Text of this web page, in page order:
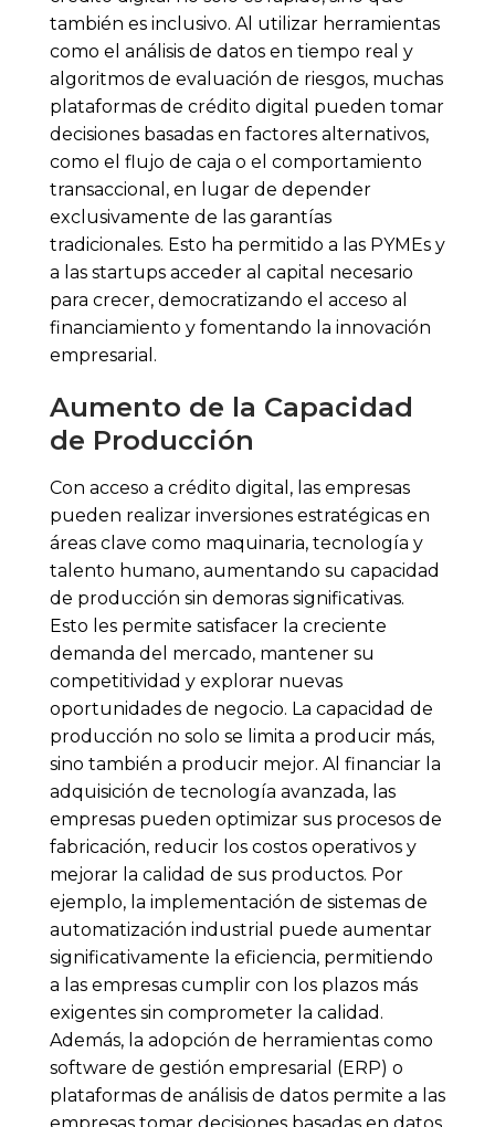
también es inclusivo. Al utilizar herramientas
como el análisis de datos en tiempo real y
algoritmos de evaluación de riesgos, muchas
plataformas de crédito digital pueden tomar
decisiones basadas en factores alternativos,
como el flujo de caja o el comportamiento
transaccional, en lugar de depender
exclusivamente de las garantías
tradicionales. Esto ha permitido a las PYMEs y
a las startups acceder al capital necesario
para crecer, democratizando el acceso al
financiamiento y fomentando la innovación
empresarial.
Aumento de la Capacidad
de Producción
Con acceso a crédito digital, las empresas
pueden realizar inversiones estratégicas en
áreas clave como maquinaria, tecnología y
talento humano, aumentando su capacidad
de producción sin demoras significativas.
Esto les permite satisfacer la creciente
demanda del mercado, mantener su
competitividad y explorar nuevas
oportunidades de negocio. La capacidad de
producción no solo se limita a producir más,
sino también a producir mejor. Al financiar la
adquisición de tecnología avanzada, las
empresas pueden optimizar sus procesos de
fabricación, reducir los costos operativos y
mejorar la calidad de sus productos. Por
ejemplo, la implementación de sistemas de
automatización industrial puede aumentar
significativamente la eficiencia, permitiendo
a las empresas cumplir con los plazos más
exigentes sin comprometer la calidad.
Además, la adopción de herramientas como
software de gestión empresarial (ERP) o
plataformas de análisis de datos permite a las